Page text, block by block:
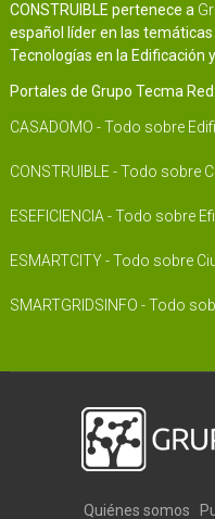
CONSTRUIBLE pertenece a
español líder en las
Tecnologías en la Edificación
Portales de Grupo Tecma Red:
CASADOMO - Todo sobre
CONSTRUIBLE - Todo sobre
ESEFICIENCIA - Todo sobre
ESMARTCITY - Todo sobre
SMARTGRIDSINFO - Todo
Quiénes somos